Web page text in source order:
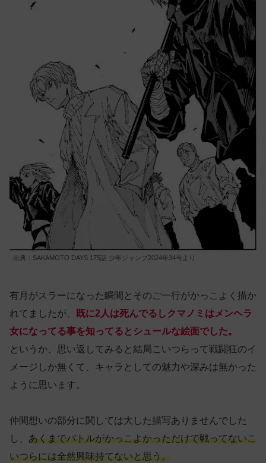
出典：SAKAMOTO DAYS 175話 少年ジャンプ2024年34号より
有月がスラーになった瞬間とそのご一行がかっこよく描か
れてましたが、
既に2人は死んでるしクマノミはメンヘラ
女になってる事を知ってるとシュールな絵面でした。
というか、思い返してみると結局こいつらって戦闘狂のイ
メージしか無くて、キャラとしての魅力や深みは無かった
ように思います。
仲間想いの部分に関しては大した描写ありませんでした
し、 あくまでバトルがかっこよかっただけで戦ってないこ
いつらには全然興味持てないと思う。